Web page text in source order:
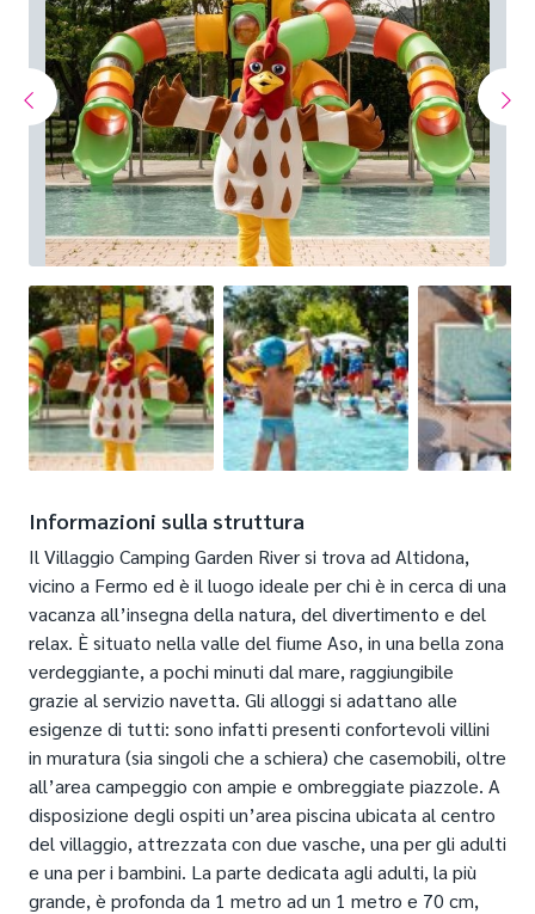
Informazioni sulla struttura
Il Villaggio Camping Garden River si trova ad Altidona,
vicino a Fermo ed è il luogo ideale per chi è in cerca di una
vacanza all’insegna della natura, del divertimento e del
relax. È situato nella valle del fiume Aso, in una bella zona
verdeggiante, a pochi minuti dal mare, raggiungibile
grazie al servizio navetta. Gli alloggi si adattano alle
esigenze di tutti: sono infatti presenti confortevoli villini
in muratura (sia singoli che a schiera) che casemobili, oltre
all’area campeggio con ampie e ombreggiate piazzole. A
disposizione degli ospiti un’area piscina ubicata al centro
del villaggio, attrezzata con due vasche, una per gli adulti
e una per i bambini. La parte dedicata agli adulti, la più
grande, è profonda da 1 metro ad un 1 metro e 70 cm,